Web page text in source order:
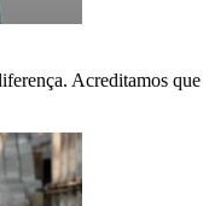
Acreditamos